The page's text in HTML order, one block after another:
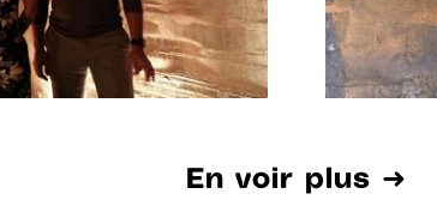
En voir plus ➜